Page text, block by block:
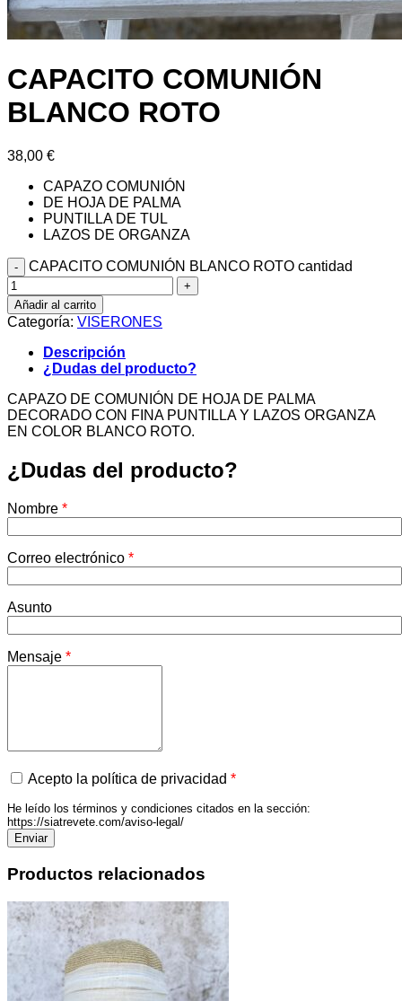
CAPACITO COMUNIÓN
BLANCO ROTO
38,00 €
CAPAZO COMUNIÓN
DE HOJA DE PALMA
PUNTILLA DE TUL
LAZOS DE ORGANZA
CAPACITO COMUNIÓN BLANCO ROTO cantidad
Añadir al carrito
Categoría: VISERONES
Descripción
¿Dudas del producto?
CAPAZO DE COMUNIÓN DE HOJA DE PALMA
DECORADO CON FINA PUNTILLA Y LAZOS ORGANZA
EN COLOR BLANCO ROTO.
¿Dudas del producto?
Nombre *
Correo electrónico *
Asunto
Mensaje *
Acepto la política de privacidad *
He leído los términos y condiciones citados en la sección:
https://siatrevete.com/aviso-legal/
Productos relacionados